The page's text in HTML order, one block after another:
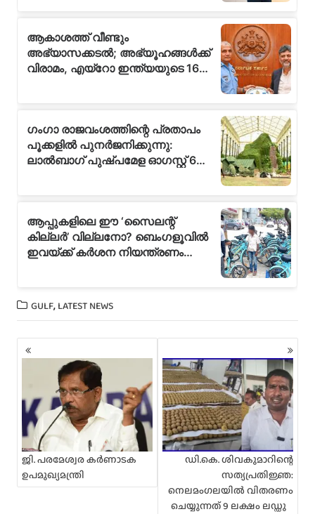
GULF, LATEST NEWS
P
o
s
n
a
v
g
a
ജി. പരമേശ്വര കർണാടക
ഉപമുഖ്യമന്ത്രി
ഡി.കെ. ശിവകുമാറിന്റെ
സത്യപ്രതിജ്ഞ:
നെലമംഗലയിൽ വിതരണം
ചെയ്യുന്നത് 9 ലക്ഷം ലഡ്ഡു